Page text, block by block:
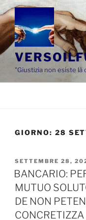
Salta
al
contenuto
"Giustizia non esiste là
GIORNO: 28
PUBBLICATO
IL
SETTEMBRE 28,
BANCARIO:
MUTUO
DE NON